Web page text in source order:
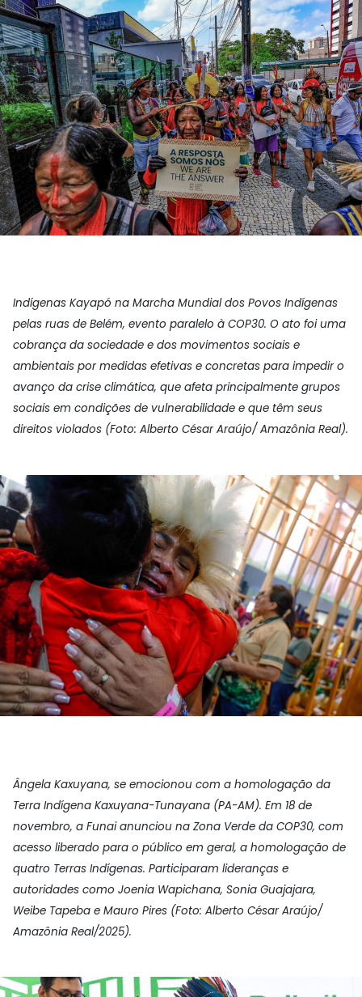
Indígenas Kayapó na Marcha Mundial dos Povos Indígenas
pelas ruas de Belém, evento paralelo à COP30. O ato foi uma
cobrança da sociedade e dos movimentos sociais e
ambientais por medidas efetivas e concretas para impedir o
avanço da crise climática, que afeta principalmente grupos
sociais em condições de vulnerabilidade e que têm seus
direitos violados (Foto: Alberto César Araújo/ Amazônia Real).
Ângela Kaxuyana, se emocionou com a homologação da
Terra Indígena Kaxuyana-Tunayana (PA-AM). Em 18 de
novembro, a Funai anunciou na Zona Verde da COP30, com
acesso liberado para o público em geral, a homologação de
quatro Terras Indígenas. Participaram lideranças e
autoridades como Joenia Wapichana, Sonia Guajajara,
Weibe Tapeba e Mauro Pires (Foto: Alberto César Araújo/
Amazônia Real/2025).